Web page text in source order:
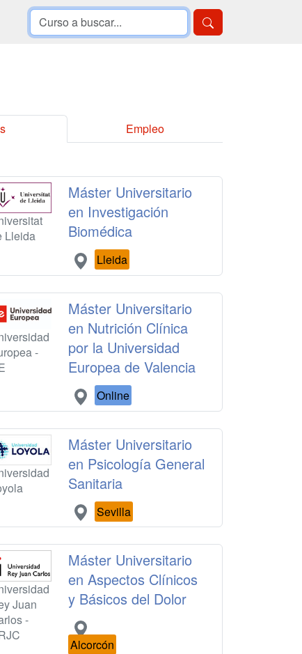
Empleo
Lleida
Máster Universitario
en Investigación
Biomédica
Lleida
-
Máster Universitario
en Nutrición Clínica
por la Universidad
Europea de Valencia
Online
Máster Universitario
en Psicología General
Sanitaria
Sevilla
Juan
-
Máster Universitario
en Aspectos Clínicos
y Básicos del Dolor
Alcorcón